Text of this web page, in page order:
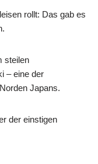
rollt: Das gab es
steilen
– eine der
Japans.
der einstigen